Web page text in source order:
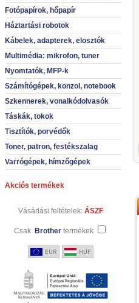
Fotópapírok, hőpapír
Háztartási robotok
Kábelek, adapterek, elosztók
Multimédia: mikrofon, tuner
Nyomtatók, MFP-k
Számítógépek, konzol, notebook
Szkennerek, vonalkódolvasók
Táskák, tokok
Tisztítók, porvédők
Toner, patron, festékszalag
Varrógépek, hímzőgépek
Akciós termékek
Vásárlási feltételek: ÁSZF
Csak Brother termékek